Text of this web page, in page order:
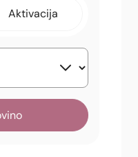
Aktivacija